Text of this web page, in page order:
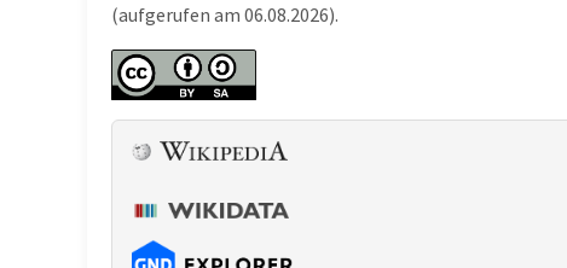
(aufgerufen am 06.08.2026).